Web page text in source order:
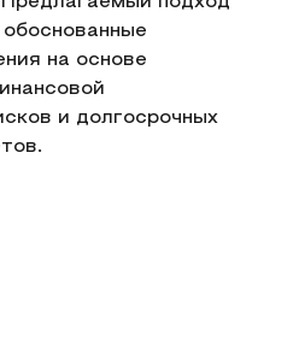
на основе
и долгосрочных